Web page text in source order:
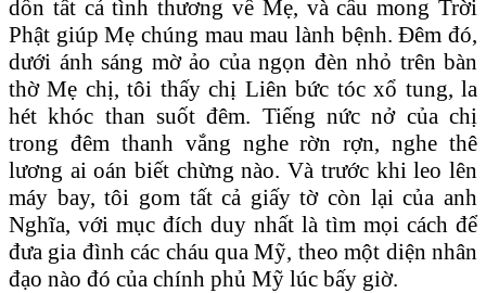
dồn tất cả tình thương về Mẹ, và cầu mong Trời
Phật giúp Mẹ chúng mau mau lành bệnh. Đêm đó,
dưới ánh sáng mờ ảo của ngọn đèn nhỏ trên bàn
thờ Mẹ chị, tôi thấy chị Liên bức tóc xổ tung, la
hét khóc than suốt đêm. Tiếng nức nở của chị
trong đêm thanh vắng nghe rờn rợn, nghe thê
lương ai oán biết chừng nào. Và trước khi leo lên
máy bay, tôi gom tất cả giấy tờ còn lại của anh
Nghĩa, với mục đích duy nhất là tìm mọi cách để
đưa gia đình các cháu qua Mỹ, theo một diện nhân
đạo nào đó của chính phủ Mỹ lúc bấy giờ.